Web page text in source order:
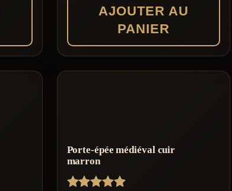
AJOUTER AU
PANIER
Porte-épée médiéval cuir
marron